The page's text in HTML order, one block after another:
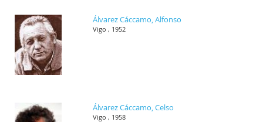
Álvarez Cáccamo, Alfonso
Vigo , 1952
Álvarez Cáccamo, Celso
Vigo , 1958